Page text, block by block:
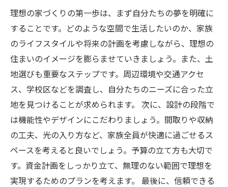
信頼できる業者の見つけ方: パートナー選びのポ
イント
家族の思い出を詰め込む: 理想の家づくりを完成
させる方法
理想の家づくりの第一歩は、まず自分たちの夢を明確に
することです。どのような空間で生活したいのか、家族
のライフスタイルや将来の計画を考慮しながら、理想の
住まいのイメージを膨らませていきましょう。また、土
地選びも重要なステップです。周辺環境や交通アクセ
ス、学校区などを調査し、自分たちのニーズに合った立
地を見つけることが求められます。 次に、設計の段階で
は機能性やデザインにこだわりましょう。間取りや収納
の工夫、光の入り方など、家族全員が快適に過ごせるス
ペースを考えると良いでしょう。予算の立て方も大切で
す。資金計画をしっかり立て、無理のない範囲で理想を
実現するためのプランを考えます。 最後に、信頼できる